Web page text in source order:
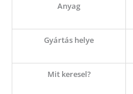
Anyag
Gyártás helye
Mit keresel?